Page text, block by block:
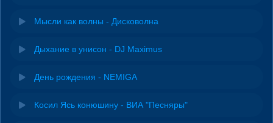
Мысли как волны - Дисковолна
Дыхание в унисон - DJ Maximus
День рождения - NEMIGA
Косил Ясь конюшину - ВИА "Песняры"